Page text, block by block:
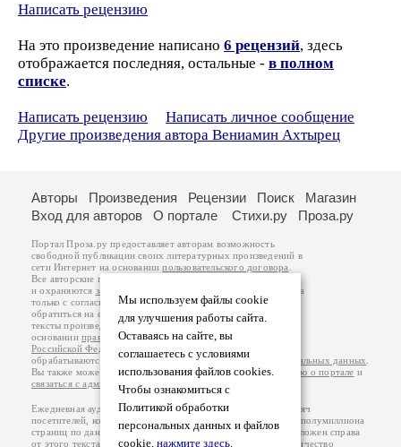
Написать рецензию
На это произведение написано 6 рецензий, здесь
отображается последняя, остальные - в полном
списке.
Написать рецензию
Написать личное сообщение
Другие произведения автора Вениамин Ахтырец
Мы используем файлы cookie
для улучшения работы сайта.
Оставаясь на сайте, вы
соглашаетесь с условиями
использования файлов cookies.
Чтобы ознакомиться с
Политикой обработки
персональных данных и файлов
cookie, нажмите здесь.
Авторы Произведения Рецензии Поиск
Магазин
Вход для авторов
О портале Стихи.ру Проза.ру
Портал Проза.ру предоставляет авторам возможность
свободной публикации своих литературных произведений в
сети Интернет на основаниипользовательского договора
Все авторские права на произведения принадлежат авторам
и охраняются законом
. Перепечатка произведений возможна
только с согласия его автора, к которому вы можете
обратиться на его авторской странице. Ответственность за
тексты произведений авторы несут самостоятельно на
основанииправил публикацииизаконодательства
Российской Федерации
обрабатываются на основанииПолитики обработки персональных данных
Вы также можете посмотреть более подробнуюинформацию о портале и
связаться с администрацией
Ежедневная аудитория портала Проза.ру – порядка 100 тысяч
посетителей, которые в общей сумме просматривают более полумиллиона
страниц по данным счетчика посещаемости, который расположен справа
от этого текста. В каждой графе указано по две цифры: количество